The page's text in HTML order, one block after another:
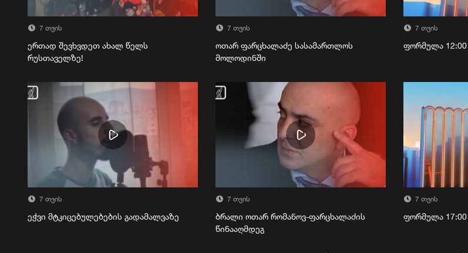
7 თვის
ერთად შევხვდეთ ახალ წელს
რუსთაველზე!
7 თვის
ოთარ ფარცხალაძე სასამართლოს
მოლოდინში
7 თვის
ფორმულა 12:00
7 თვის
ეჭვი მტკიცებულებების გადამალვაზე
7 თვის
ბრალი ოთარ რომანოვ-ფარცხალაძის
წინააღმდეგ
7 თვის
ფორმულა 17:00